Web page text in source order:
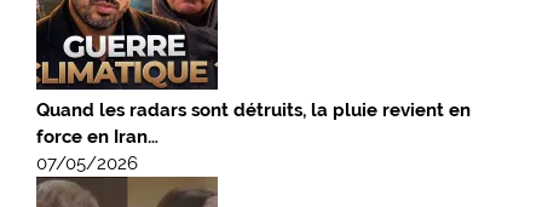
Quand les radars sont détruits, la pluie revient en
force en Iran…
07/05/2026